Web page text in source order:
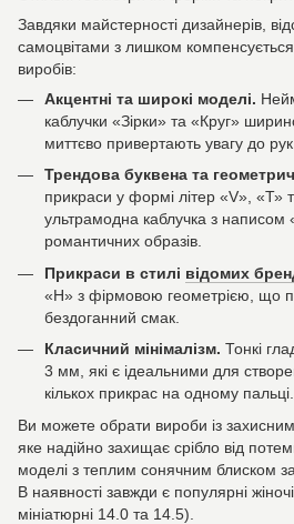
Завдяки майстерності дизайнерів,
самоцвітами з лишком
виробів:
Акцентні та широкі моделі.
каблучки «Зірки» та «Круг»
миттєво привертають увагу до рук.
Трендова буквена та
прикраси у формі літер «V», «Т»
ультрамодна каблучка з написом
романтичних образів.
Прикраси в стилі відомих
«Н» з фірмовою геометрією, що
бездоганний смак.
Класичний мінімалізм. Тонкі
3 мм, які є ідеальними для
кількох прикрас на одному пальці.
Ви можете обрати вироби із захисним
яке надійно захищає срібло від
моделі з теплим сонячним блиском
В наявності завжди є популярні
мініатюрні 14.0 та 14.5).